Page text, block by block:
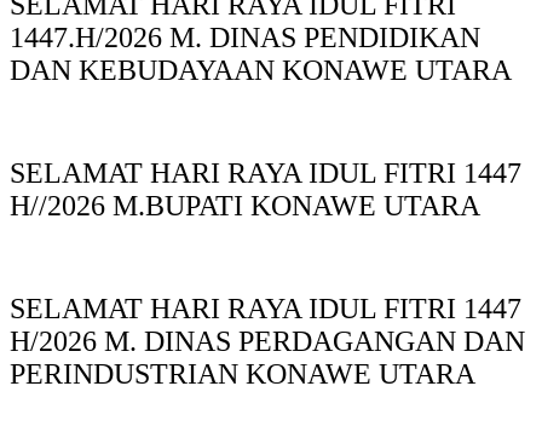
1447.H/2026 M. DINAS PENDIDIKAN
DAN KEBUDAYAAN KONAWE UTARA
SELAMAT HARI RAYA IDUL FITRI 1447
H//2026 M.BUPATI KONAWE UTARA
SELAMAT HARI RAYA IDUL FITRI 1447
H/2026 M. DINAS PERDAGANGAN DAN
PERINDUSTRIAN KONAWE UTARA